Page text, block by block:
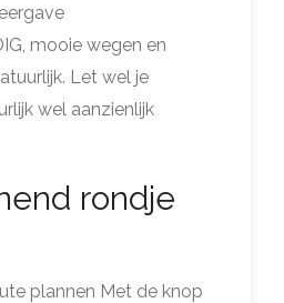
mooie wegen en
Let wel je
wel aanzienlijk
rondje
plannen Met de knop